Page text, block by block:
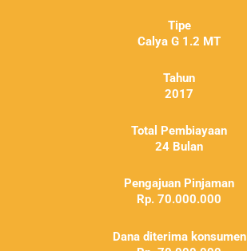
Tipe
Calya G 1.2 MT
Tahun
2017
Total Pembiayaan
24 Bulan
Pengajuan Pinjaman
Rp. 70.000.000
Dana diterima konsumen